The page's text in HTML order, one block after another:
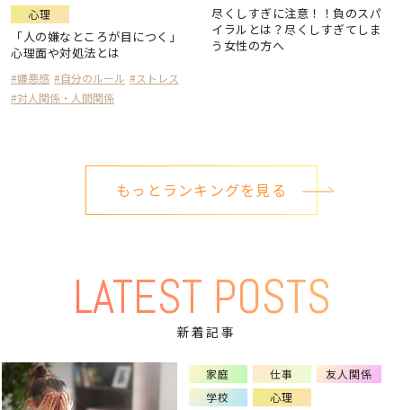
心理
「人の嫌なところが目につく」
心理面や対処法とは
#嫌悪感 #自分のルール #ストレス
#対人関係・人間関係
尽くしすぎに注意！！負のスパ
イラルとは？尽くしすぎてしま
う女性の方へ
もっとランキングを見る
LATEST POSTS
新着記事
家庭 仕事
友人関係
学校
心理